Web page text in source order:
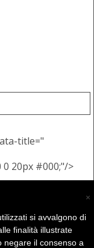
title="
0 20px #000;"/>
dallo
×
si avvalgono di
finalità illustrate
negare il consenso a